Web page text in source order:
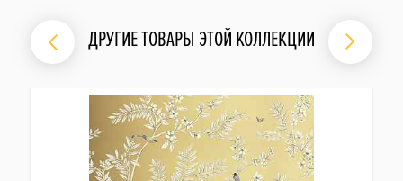
ДРУГИЕ ТОВАРЫ ЭТОЙ КОЛЛЕКЦИИ